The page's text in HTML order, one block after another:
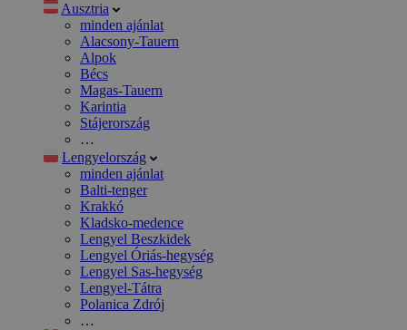
Ausztria
minden ajánlat
Alacsony-Tauern
Alpok
Bécs
Magas-Tauern
Karintia
Stájerország
…
Lengyelország
minden ajánlat
Balti-tenger
Krakkó
Kladsko-medence
Lengyel Beszkidek
Lengyel Óriás-hegység
Lengyel Sas-hegység
Lengyel-Tátra
Polanica Zdrój
…